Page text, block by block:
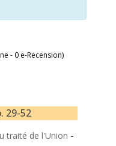
- 0 e-Recension)
29-52
traité de l'Union -